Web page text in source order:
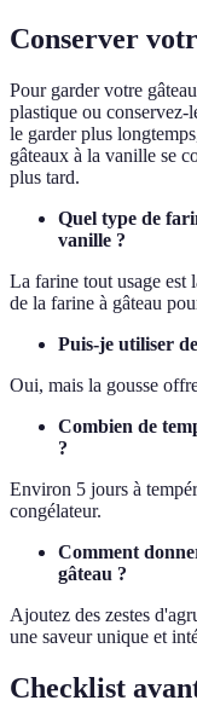
Conserver
Pour garder votre
plastique ou conservez-
le garder plus
gâteaux à la vanille se
plus tard.
Quel type de
vanille ?
La farine tout usage est
de la farine à gâteau
Puis-je utiliser
Oui, mais la gousse
Combien de
?
Environ 5 jours à
congélateur.
Comment
gâteau ?
Ajoutez des zestes
une saveur unique et
Checklist